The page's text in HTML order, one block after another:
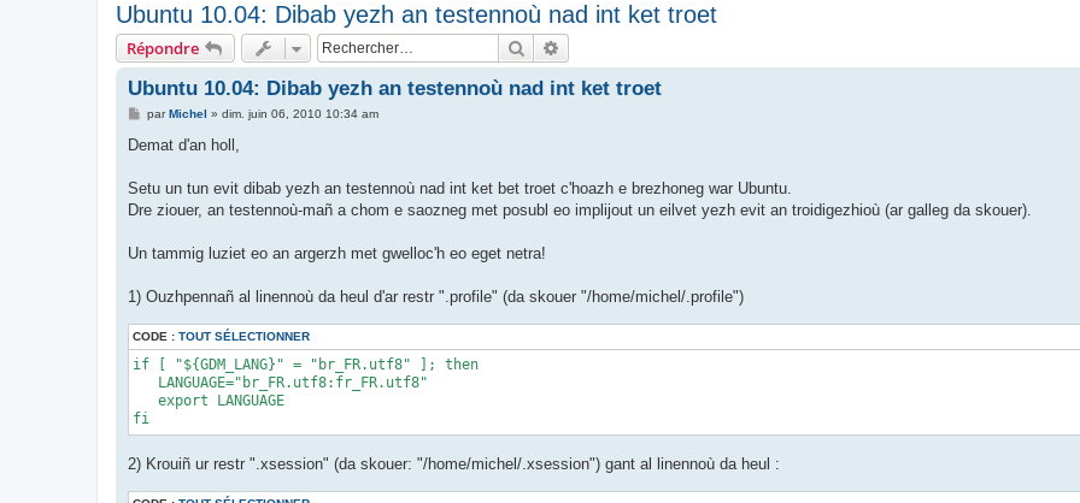
Ubuntu 10.04: Dibab yezh an testennoù nad int ket troet
Répondre Rechercher
Ubuntu 10.04: Dibab yezh an testennoù nad int ket troet
M
s
g
parMichel » dim. juin 06, 2010 10:34 am
Demat d'an holl,
Setu un tun evit dibab yezh an testennoù nad int ket bet troet c'hoazh e brezhoneg war Ubuntu.
Dre ziouer, an testennoù-mañ a chom e saozneg met posubl eo implijout un eilvet yezh evit an troidigezhioù (ar galleg da skouer).
Un tammig luziet eo an argerzh met gwelloc'h eo eget netra!
1) Ouzhpennañ al linennoù da heul d'ar restr ".profile" (da skouer "/home/michel/.profile")
CODE : TOUT SÉLECTIONNER
if [ "${GDM_LANG}" = "br_FR.utf8" ]; then
   LANGUAGE="br_FR.utf8:fr_FR.utf8"
   export LANGUAGE
fi
2) Krouiñ ur restr ".xsession" (da skouer: "/home/michel/.xsession") gant al linennoù da heul :